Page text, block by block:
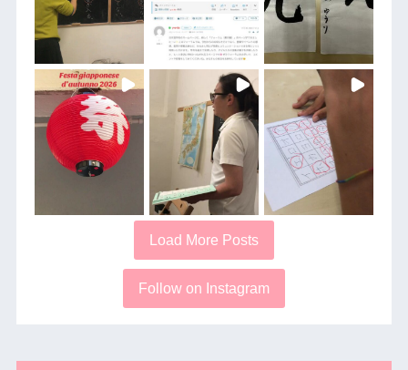
Load More Posts
Follow on Instagram